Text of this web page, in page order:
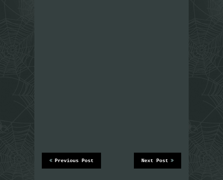
Next Post
Previous Post